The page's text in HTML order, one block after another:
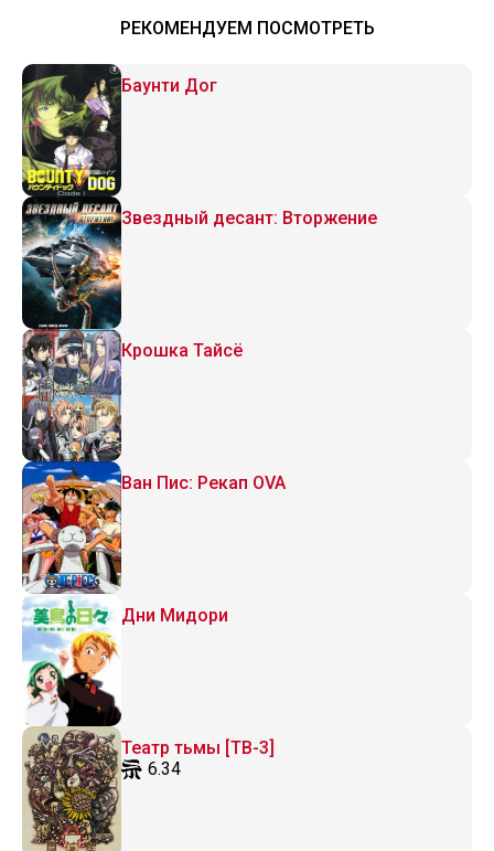
РЕКОМЕНДУЕМ ПОСМОТРЕТЬ
Баунти Дог
Звездный десант: Вторжение
Крошка Тайсё
Ван Пис: Рекап OVA
Дни Мидори
Театр тьмы [ТВ-3]
6.34